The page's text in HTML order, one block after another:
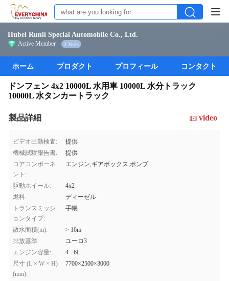
Hubei Runli Special Automobile Co., Ltd.
Active Member 2 Years
ホーム プロダクト プロフィール コンタクト
ドンフェン 4x2 10000L 水用車 10000L 水分トラック
10000L 水タンカートラック
製品詳細 video
ビデオ出勤検査:
提供
機械試験報告書:
提供
コアコンポーネ
ント:
エンジン,ギアボックス,ポンプ
駆動ホイール:
4x2
燃料:
ディーゼル
トランスミッシ
ョンタイプ:
手帳
散水面積(m):
> 16m
排放基準:
ユーロ3
エンジン容量:
4 - 6L
尺寸 (L × W × H)
(mm):
7700×2500×3000